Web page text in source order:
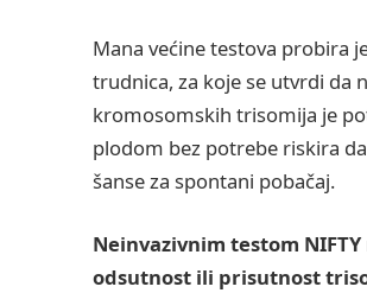
Mana većine testova probira
trudnica, za koje se utvrdi da
kromosomskih trisomija je
plodom bez potrebe riskira
šanse za spontani pobačaj.
Neinvazivnim testom
odsutnost ili prisutnost